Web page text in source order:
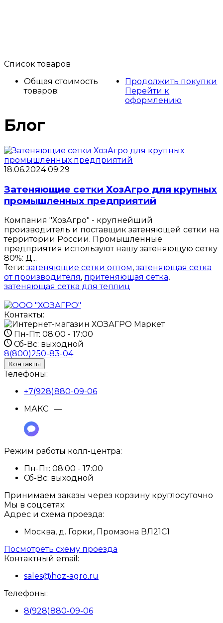
Список товаров
Общая стоимость
товаров:
Продолжить покупки
Перейти к
оформлению
Блог
18.06.2024 09:29
Затеняющие сетки ХозАгро для крупных
промышленных предприятий
Компания "ХозАгро" - крупнейший
производитель и поставщик затеняющей сетки на
территории России. Промышленные
предприятия используют нашу затеняющую сетку
80%: Д...
Теги: затеняющие сетки оптом, затеняющая сетка
от производителя, притеняющая сетка,
затеняющая сетка для теплиц
Контакты:
Пн-Пт: 08:00 - 17:00
Сб-Вс: выходной
8(800)250-83-04
Контакты
Телефоны:
+7(928)880-09-06
МАКС —
Режим работы колл-центра:
Пн-Пт: 08:00 - 17:00
Сб-Вс: выходной
Принимаем заказы через корзину круглосуточно
Мы в соцсетях:
Адрес и схема проезда:
Москва, д. Горки, Промзона ВЛ21С1
Посмотреть схему проезда
Контактный email:
sales@hoz-agro.ru
Телефоны:
8(928)880-09-06